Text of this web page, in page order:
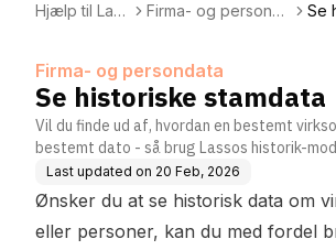
Hjælp til Lass
Firma- og personda
Se
Firma- og persondata
Se historiske stamdata
Vil du finde ud af, hvordan en bestemt
bestemt dato - så brug Lassos historik-
Last updated on 20 Feb, 2026
Ønsker du at se historisk data om
eller personer, kan du med fordel